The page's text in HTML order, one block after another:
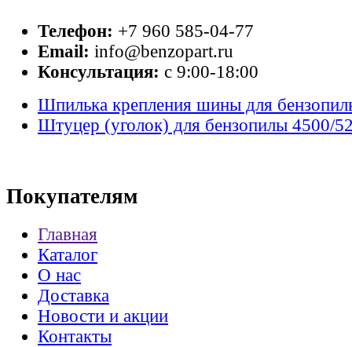
Телефон: +7 960 585-04-77
Email: info@benzopart.ru
Консультация: с 9:00-18:00
Шпилька крепления шины для
Штуцер (уголок) для бензопилы 4500/
Покупателям
Главная
Каталог
О нас
Доставка
Новости и акции
Контакты